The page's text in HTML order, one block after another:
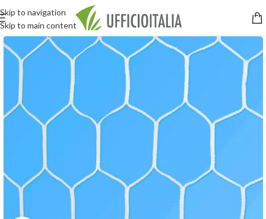
Skip to navigation
Skip to main content